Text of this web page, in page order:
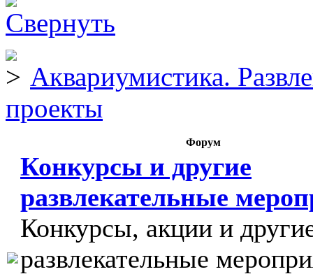
Аквариумистика.
проекты
Форум
Конкурсы и другие
развлекательные
Конкурсы, акции и
развлекательные